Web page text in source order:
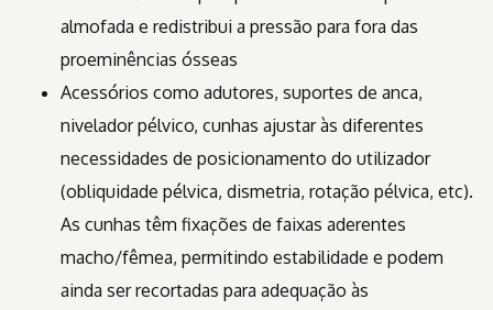
almofada e redistribui a pressão para fora das
proeminências ósseas
Acessórios como adutores, suportes de anca,
nivelador pélvico, cunhas ajustar às diferentes
necessidades de posicionamento do utilizador
(obliquidade pélvica, dismetria, rotação pélvica, etc).
As cunhas têm fixações de faixas aderentes
macho/fêmea, permitindo estabilidade e podem
ainda ser recortadas para adequação às